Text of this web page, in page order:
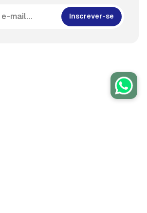
Inscrever-se